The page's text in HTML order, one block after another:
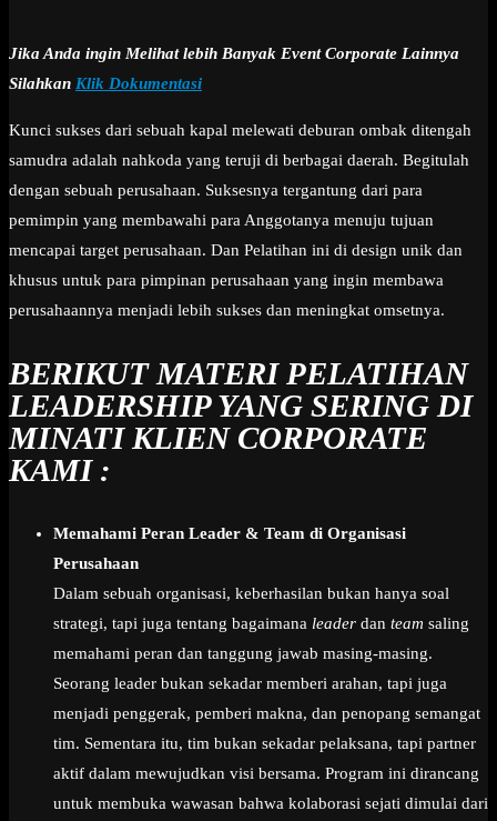
Jika Anda ingin Melihat lebih Banyak Event Corporate Lainnya
Silahkan Klik Dokumentasi
Kunci sukses dari sebuah kapal melewati deburan ombak ditengah
samudra adalah nahkoda yang teruji di berbagai daerah. Begitulah
dengan sebuah perusahaan. Suksesnya tergantung dari para
pemimpin yang membawahi para Anggotanya menuju tujuan
mencapai target perusahaan. Dan Pelatihan ini di design unik dan
khusus untuk para pimpinan perusahaan yang ingin membawa
perusahaannya menjadi lebih sukses dan meningkat omsetnya.
BERIKUT MATERI PELATIHAN
LEADERSHIP YANG SERING DI
MINATI KLIEN CORPORATE
KAMI :
Memahami Peran Leader & Team di Organisasi
Perusahaan
Dalam sebuah organisasi, keberhasilan bukan hanya soal
strategi, tapi juga tentang bagaimana leader dan team saling
memahami peran dan tanggung jawab masing-masing.
Seorang leader bukan sekadar memberi arahan, tapi juga
menjadi penggerak, pemberi makna, dan penopang semangat
tim. Sementara itu, tim bukan sekadar pelaksana, tapi partner
aktif dalam mewujudkan visi bersama. Program ini dirancang
untuk membuka wawasan bahwa kolaborasi sejati dimulai dari